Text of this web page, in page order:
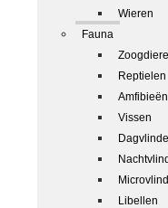
Wieren
Fauna
Reptielen
Amfibieën
Vissen
Libellen